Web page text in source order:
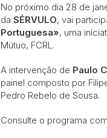
No próximo dia 28 de
da SÉRVULO, vai
Portuguesa», uma
Mútuo, FCRL.
A intervenção de Paulo
painel composto por
Pedro Rebelo de Sousa.
Consulte o programa